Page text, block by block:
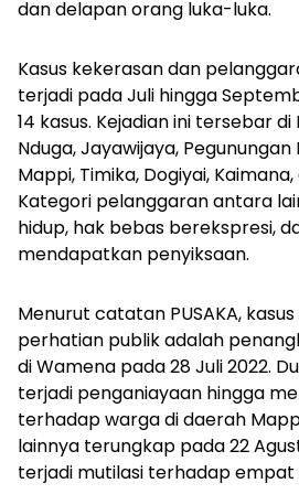
dan delapan orang luka-luka.
Kasus kekerasan dan
terjadi pada Juli hingga
14 kasus. Kejadian ini tersebar
Nduga, Jayawijaya,
Mappi, Timika, Dogiyai,
Kategori pelanggaran antara
hidup, hak bebas berekspresi,
mendapatkan penyiksaan.
Menurut catatan PUSAKA,
perhatian publik adalah
di Wamena pada 28 Juli 2022.
terjadi penganiayaan hingga
terhadap warga di daerah
lainnya terungkap pada 22
terjadi mutilasi terhadap empat